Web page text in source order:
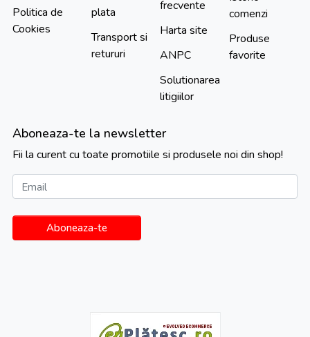
Politica de
Cookies
plata
Transport si
retururi
frecvente
Harta site
ANPC
Solutionarea
litigiilor
comenzi
Produse
favorite
Aboneaza-te la newsletter
Fii la curent cu toate promotiile si produsele noi din shop!
Email
Aboneaza-te